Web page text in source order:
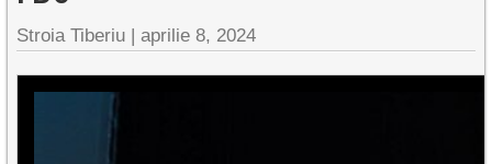
Stroia Tiberiu |aprilie 8, 2024